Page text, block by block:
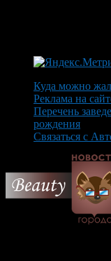
Куда можно
Реклама на
Перечень
рождения
Связаться с